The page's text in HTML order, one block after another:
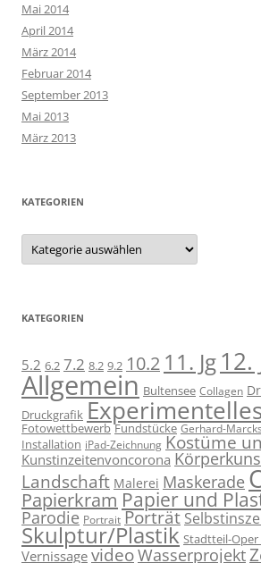
Mai 2014
April 2014
März 2014
Februar 2014
September 2013
Mai 2013
März 2013
KATEGORIEN
Kategorien
KATEGORIEN
5.2 6.2 7.2 8.2 9.2 10.2 11. Jg12.
Allgemein Bultensee Collagen
Druckgrafik Experimentelles
Fotowettbewerb Fundstücke Gerhard-
Installation iPad-Zeichnung Kostüme
Kunstinzeitenvoncorona
Landschaft Malerei Maskerade
Papierkram Papier und
Parodie Portrait Porträt
Skulptur/Plastik Stadtteil-
Vernissage videoWasserprojekt